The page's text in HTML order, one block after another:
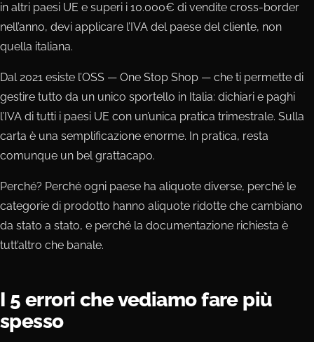
in altri paesi UE e superi i 10.000€ di vendite cross-border
nell’anno, devi applicare l’IVA del paese del cliente, non
quella italiana.
Dal 2021 esiste l’OSS — One Stop Shop — che ti permette di
gestire tutto da un unico sportello in Italia: dichiari e paghi
l’IVA di tutti i paesi UE con un’unica pratica trimestrale. Sulla
carta è una semplificazione enorme. In pratica, resta
comunque un bel grattacapo.
Perché? Perché ogni paese ha aliquote diverse, perché le
categorie di prodotto hanno aliquote ridotte che cambiano
da stato a stato, e perché la documentazione richiesta è
tutt’altro che banale.
I 5 errori che vediamo fare più
spesso